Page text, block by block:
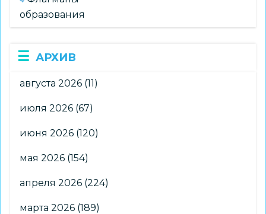
образования
АРХИВ
августа 2026 (11)
июля 2026 (67)
июня 2026 (120)
мая 2026 (154)
апреля 2026 (224)
марта 2026 (189)